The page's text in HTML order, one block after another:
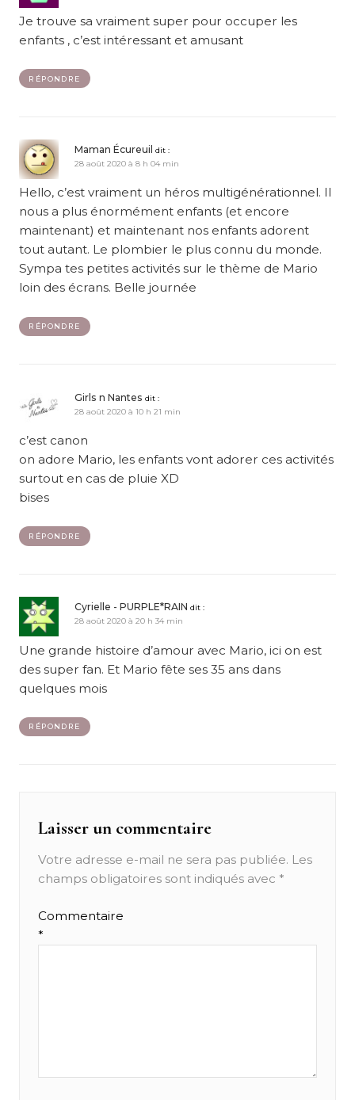
Je trouve sa vraiment super pour occuper les
enfants , c’est intéressant et amusant
RÉPONDRE
Maman Écureuil
dit :
28 août 2020 à 8 h 04 min
Hello, c’est vraiment un héros multigénérationnel. Il
nous a plus énormément enfants (et encore
maintenant) et maintenant nos enfants adorent
tout autant. Le plombier le plus connu du monde.
Sympa tes petites activités sur le thème de Mario
loin des écrans. Belle journée
RÉPONDRE
Girls n Nantes dit :
28 août 2020 à 10 h 21 min
c’est canon
on adore Mario, les enfants vont adorer ces activités
surtout en cas de pluie XD
bises
RÉPONDRE
Cyrielle - PURPLE*RAIN dit :
28 août 2020 à 20 h 34 min
Une grande histoire d’amour avec Mario, ici on est
des super fan. Et Mario fête ses 35 ans dans
quelques mois
RÉPONDRE
Laisser un commentaire
Votre adresse e-mail ne sera pas publiée. Les
champs obligatoires sont indiqués avec *
Commentaire
*